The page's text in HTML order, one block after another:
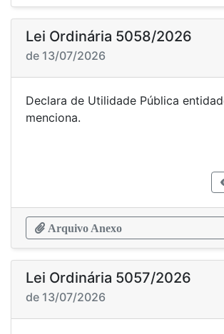
Lei Ordinária 5058/2026
de 13/07/2026
Declara de Utilidade Pública
Arquivo Anexo
Lei Ordinária 5057/2026
de 13/07/2026